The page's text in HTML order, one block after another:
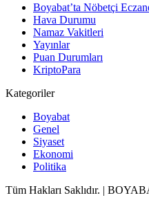
Boyabat’ta Nöbetçi
Hava Durumu
Namaz Vakitleri
Yayınlar
Puan Durumları
KriptoPara
Kategoriler
Boyabat
Genel
Siyaset
Ekonomi
Politika
Tüm Hakları Saklıdır. |